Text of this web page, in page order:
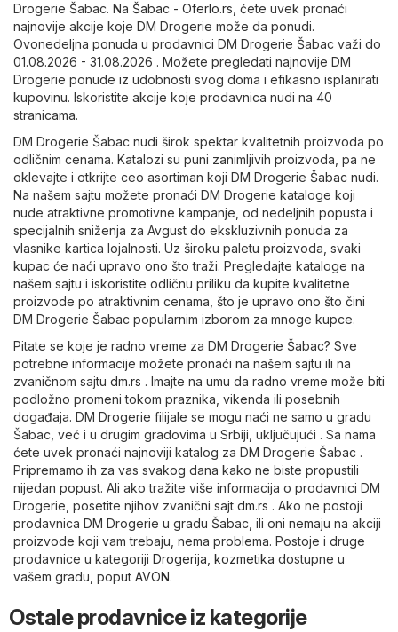
Drogerie Šabac. Na Šabac - Oferlo.rs, ćete uvek pronaći
najnovije akcije koje DM Drogerie može da ponudi.
Ovonedeljna ponuda u prodavnici DM Drogerie Šabac važi do
01.08.2026 - 31.08.2026 . Možete pregledati najnovije DM
Drogerie ponude iz udobnosti svog doma i efikasno isplanirati
kupovinu. Iskoristite akcije koje prodavnica nudi na 40
stranicama.
DM Drogerie Šabac nudi širok spektar kvalitetnih proizvoda po
odličnim cenama. Katalozi su puni zanimljivih proizvoda, pa ne
oklevajte i otkrijte ceo asortiman koji DM Drogerie Šabac nudi.
Na našem sajtu možete pronaći DM Drogerie kataloge koji
nude atraktivne promotivne kampanje, od nedeljnih popusta i
specijalnih sniženja za Avgust do ekskluzivnih ponuda za
vlasnike kartica lojalnosti. Uz široku paletu proizvoda, svaki
kupac će naći upravo ono što traži. Pregledajte kataloge na
našem sajtu i iskoristite odličnu priliku da kupite kvalitetne
proizvode po atraktivnim cenama, što je upravo ono što čini
DM Drogerie Šabac popularnim izborom za mnoge kupce.
Pitate se koje je radno vreme za DM Drogerie Šabac? Sve
potrebne informacije možete pronaći na našem sajtu ili na
zvaničnom sajtu dm.rs . Imajte na umu da radno vreme može biti
podložno promeni tokom praznika, vikenda ili posebnih
događaja. DM Drogerie filijale se mogu naći ne samo u gradu
Šabac, već i u drugim gradovima u Srbiji, uključujući . Sa nama
ćete uvek pronaći najnoviji katalog za DM Drogerie Šabac .
Pripremamo ih za vas svakog dana kako ne biste propustili
nijedan popust. Ali ako tražite više informacija o prodavnici DM
Drogerie, posetite njihov zvanični sajt dm.rs . Ako ne postoji
prodavnica DM Drogerie u gradu Šabac, ili oni nemaju na akciji
proizvode koji vam trebaju, nema problema. Postoje i druge
prodavnice u kategoriji Drogerija, kozmetika dostupne u
vašem gradu, poput AVON.
Ostale prodavnice iz kategorije